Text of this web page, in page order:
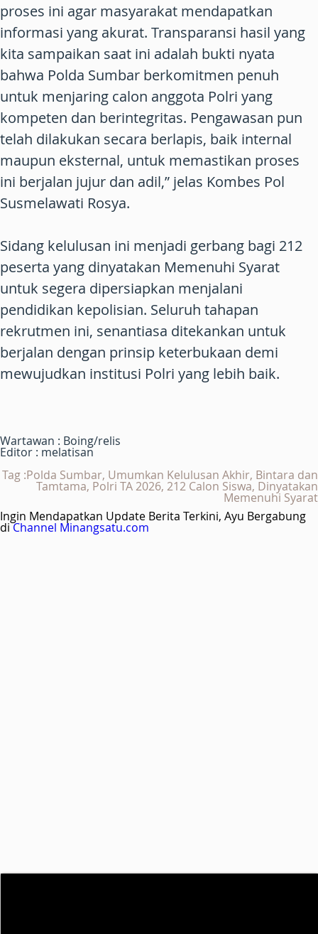
proses ini agar masyarakat mendapatkan
informasi yang akurat. Transparansi hasil yang
kita sampaikan saat ini adalah bukti nyata
bahwa Polda Sumbar berkomitmen penuh
untuk menjaring calon anggota Polri yang
kompeten dan berintegritas. Pengawasan pun
telah dilakukan secara berlapis, baik internal
maupun eksternal, untuk memastikan proses
ini berjalan jujur dan adil,” jelas Kombes Pol
Susmelawati Rosya.
Sidang kelulusan ini menjadi gerbang bagi 212
peserta yang dinyatakan Memenuhi Syarat
untuk segera dipersiapkan menjalani
pendidikan kepolisian. Seluruh tahapan
rekrutmen ini, senantiasa ditekankan untuk
berjalan dengan prinsip keterbukaan demi
mewujudkan institusi Polri yang lebih baik.
Wartawan : Boing/relis
Editor : melatisan
Tag :Polda Sumbar, Umumkan Kelulusan Akhir, Bintara dan
Tamtama, Polri TA 2026, 212 Calon Siswa, Dinyatakan
Memenuhi Syarat
Ingin Mendapatkan Update Berita Terkini, Ayu Bergabung
diChannel Minangsatu.com